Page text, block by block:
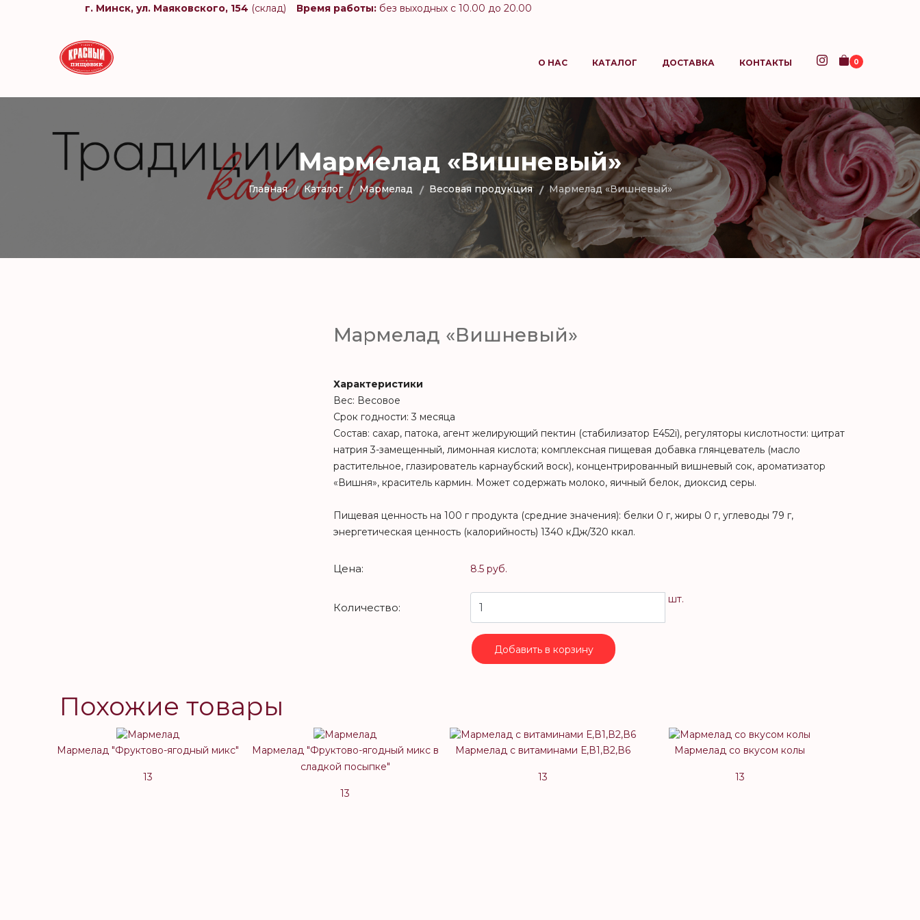
г. Минск, ул. Маяковского, 154 (склад) Время работы: без выходных с 10.00 до 20.00
О НАС КАТАЛОГ ДОСТАВКА КОНТАКТЫ 0
Мармелад «Вишневый»
Главная Каталог Мармелад Весовая продукция Мармелад «Вишневый»
Мармелад «Вишневый»
Характеристики
Вес: Весовое
Срок годности: 3 месяца
Состав: сахар, патока, агент желирующий пектин (стабилизатор Е452i), регуляторы кислотности: цитрат
натрия 3-замещенный, лимонная кислота; комплексная пищевая добавка глянцеватель (масло
растительное, глазирователь карнаубский воск), концентрированный вишневый сок, ароматизатор
«Вишня», краситель кармин. Может содержать молоко, яичный белок, диоксид серы.
Пищевая ценность на 100 г продукта (средние значения): белки 0 г, жиры 0 г, углеводы 79 г,
энергетическая ценность (калорийность) 1340 кДж/320 ккал.
Цена: 8.5 руб.
Количество:
шт.
Добавить в корзину
Похожие товары
Мармелад "Фруктово-ягодный микс"
13
Мармелад "Фруктово-ягодный микс в
сладкой посыпке"
13
Мармелад c витаминами Е,В1,В2,В6
13
Мармелад со вкусом колы
13